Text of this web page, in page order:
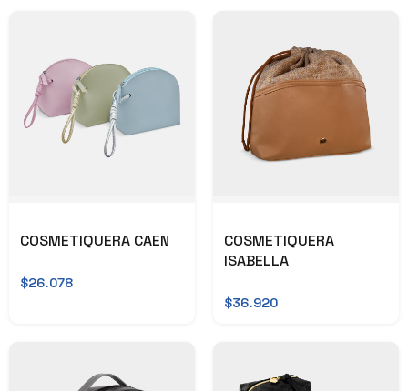
COSMETIQUERA CAEN
$26.078
COSMETIQUERA
ISABELLA
$36.920